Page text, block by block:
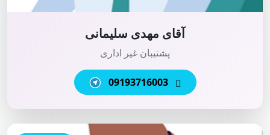
آقای مهدی سلیمانی
پشتیبان غیر اداری
09193716003